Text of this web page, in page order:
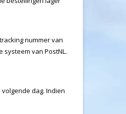
nummer van
systeem van PostNL.
dag. Indien